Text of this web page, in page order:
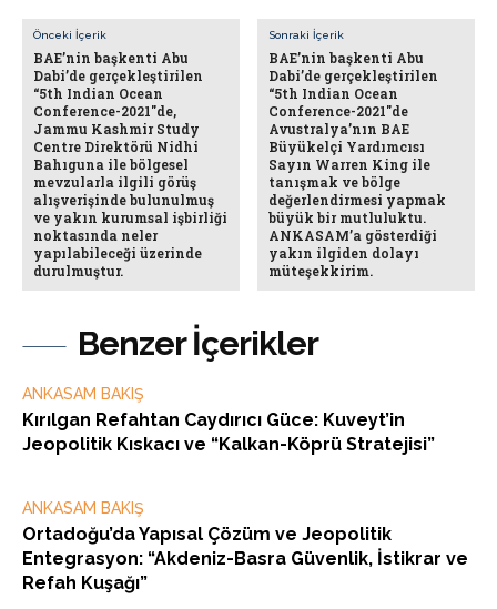
Benzer İçerikler
ANKASAM BAKIŞ
Kırılgan Refahtan Caydırıcı Güce: Kuveyt’in
Jeopolitik Kıskacı ve “Kalkan-Köprü Stratejisi”
ANKASAM BAKIŞ
Ortadoğu’da Yapısal Çözüm ve Jeopolitik
Entegrasyon: “Akdeniz-Basra Güvenlik, İstikrar ve
Refah Kuşağı”
Önceki İçerik
BAE’nin başkenti Abu
Dabi’de gerçekleştirilen
“5th Indian Ocean
Conference-2021″de,
Jammu Kashmir Study
Centre Direktörü Nidhi
Bahıguna ile bölgesel
mevzularla ilgili görüş
alışverişinde bulunulmuş
ve yakın kurumsal işbirliği
noktasında neler
yapılabileceği üzerinde
durulmuştur.
Sonraki İçerik
BAE’nin başkenti Abu
Dabi’de gerçekleştirilen
“5th Indian Ocean
Conference-2021″de
Avustralya’nın BAE
Büyükelçi Yardımcısı
Sayın Warren King ile
tanışmak ve bölge
değerlendirmesi yapmak
büyük bir mutluluktu.
ANKASAM’a gösterdiği
yakın ilgiden dolayı
müteşekkirim.